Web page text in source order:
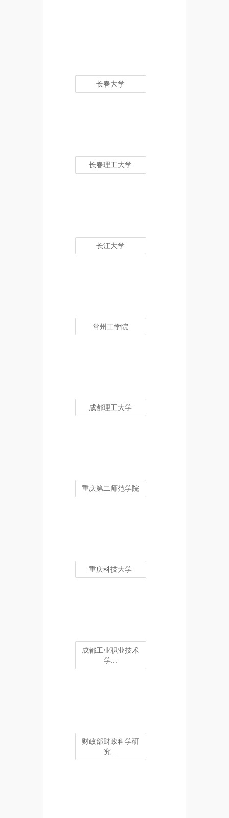
长春大学
长春理工大学
长江大学
常州工学院
成都理工大学
重庆第二师范学院
重庆科技大学
成都工业职业技术
学...
财政部财政科学研
究...